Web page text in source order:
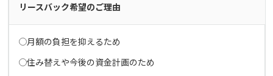
リースバック希望のご理由
月額の負担を抑えるため
住み替えや今後の資金計画のため